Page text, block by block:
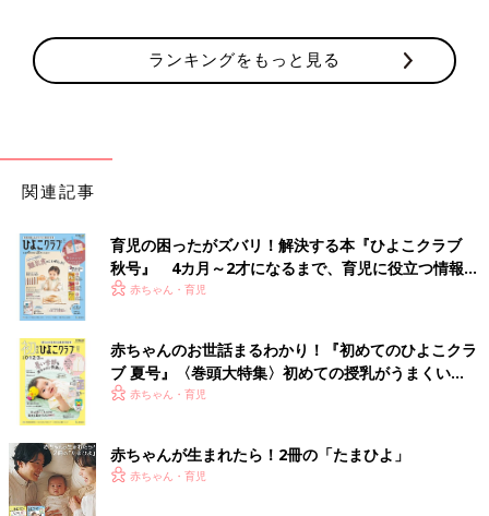
ランキングをもっと見る
関連記事
育児の困ったがズバリ！解決する本『ひよこクラブ
秋号』 4カ月～2才になるまで、育児に役立つ情報が
いっぱい！
赤ちゃん・育児
赤ちゃんのお世話まるわかり！『初めてのひよこクラ
ブ 夏号』〈巻頭大特集〉初めての授乳がうまくい
く！ おっぱい・ミルクの基本と夏のトラブル 解決テ
赤ちゃん・育児
赤ちゃんが生まれたら！2冊の「たまひよ」
赤ちゃん・育児